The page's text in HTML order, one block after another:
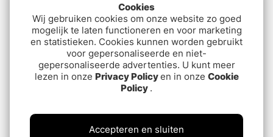
Cookies
Wij gebruiken cookies om onze website zo goed
mogelijk te laten functioneren en voor marketing
en statistieken. Cookies kunnen worden gebruikt
voor gepersonaliseerde en niet-
gepersonaliseerde advertenties. U kunt meer
lezen in onze Privacy Policyen in onze Cookie
Policy .
Accepteren en sluiten